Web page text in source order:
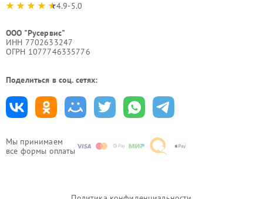
Мы принимаем
все формы оплаты
4.9-5.0
ООО "Русервис"
ИНН 7702633247
ОГРН 1077746335776
Поделиться в соц. сетях: